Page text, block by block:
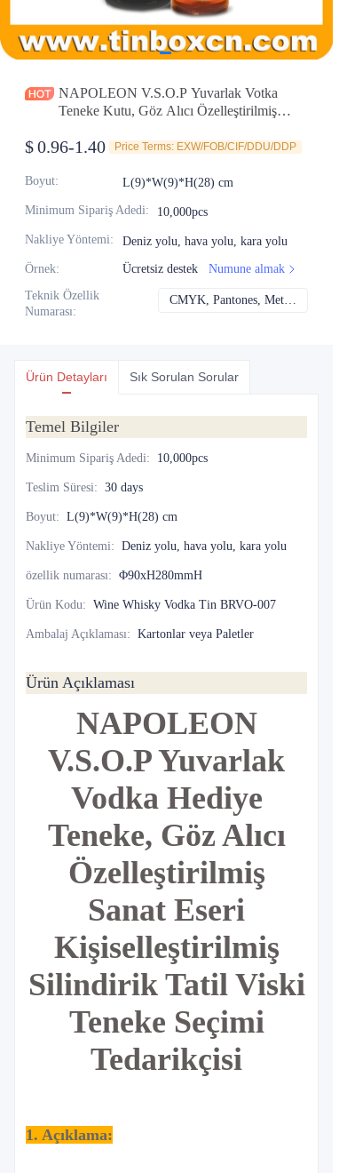
NAPOLEON V.S.O.P Yuvarlak Votka
Teneke Kutu, Göz Alıcı Özelleştirilmiş
$0.96-1.40 Price Terms: EXW/FOB/CIF/DDU/DDP
Boyut: L(9)*W(9)*H(28) cm
Minimum Sipariş Adedi: 10,000pcs
Nakliye Yöntemi: Deniz yolu, hava yolu, kara yolu
Örnek: Ücretsiz destek
Numune almak
Teknik Özellik
Numarası:
CMYK, Pantones, Metalik, Nokta rengi vb.
Ürün Detayları Sık Sorulan Sorular
Temel Bilgiler
Minimum Sipariş Adedi: 10,000pcs
Teslim Süresi: 30 days
Boyut: L(9)*W(9)*H(28) cm
Nakliye Yöntemi: Deniz yolu, hava yolu, kara yolu
özellik numarası: Φ90xH280mmH
Ürün Kodu: Wine Whisky Vodka Tin BRVO-007
Ambalaj Açıklaması: Kartonlar veya Paletler
Ürün Açıklaması
NAPOLEON
V.S.O.P Yuvarlak
Vodka Hediye
Teneke, Göz Alıcı
Özelleştirilmiş
Sanat Eseri
Kişiselleştirilmiş
Silindirik Tatil Viski
Teneke Seçimi
Tedarikçisi
1. Açıklama:
Haberler